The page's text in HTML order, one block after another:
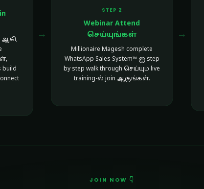
ஆகி,
build
→
STEP 2
Webinar Attend
செய்யுங்கள்
Millionaire Magesh complete
WhatsApp Sales System™-ஐ step
by step walk through செய்யும் live
training-ல் join ஆகுங்கள்.
→
JOIN NOW 👇